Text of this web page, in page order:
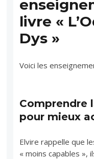
livre «
Dys »
Voici les
Comprendre
pour mieux
Elvire rappelle que
« moins capables »,